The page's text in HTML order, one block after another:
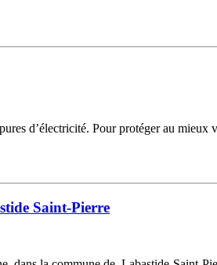
d’électricité. Pour protéger au mieux
Saint-Pierre